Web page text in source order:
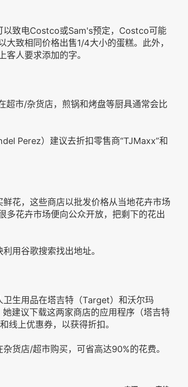
以致电Costco或Sam's预定，Costco可能
致相同价格出售1/4大小的蛋糕。此外，
人要求添加的字。
市/杂货店，煎锅和烤盘等厨具通常会比
Perez）建议去折扣零售商“TJMaxx”和
花，这些商店以批发价格从当地花卉市场
多花卉市场便向公众开放，把剩下的花出
用谷歌搜索找出地址。
生用品在塔吉特（Target）和沃尔玛
建议下载这两家商店的应用程序（塔吉特
上优惠券，以获得折扣。
货店/超市购买，可省高达90%的花费。